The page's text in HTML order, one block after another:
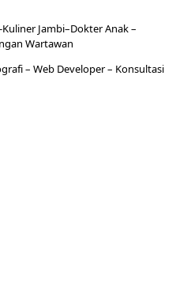
-KulinerJambi–DokterAnak –
Wartawan
– Web Developer– Konsultasi